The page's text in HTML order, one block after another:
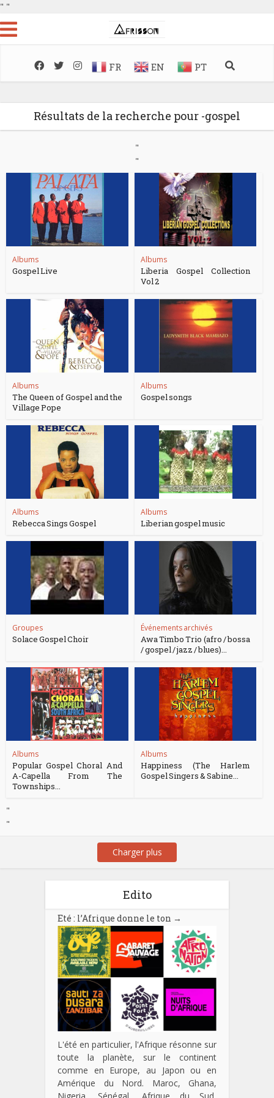
" "
FR EN PT
Résultats de la recherche pour -gospel
"
"
Albums
Gospel Live
Albums
Liberia Gospel Collection
Vol 2
Albums
The Queen of Gospel and the
Village Pope
Albums
Gospel songs
Albums
Rebecca Sings Gospel
Albums
Liberian gospel music
Groupes
Solace Gospel Choir
Événements archivés
Awa Timbo Trio (afro / bossa
/ gospel / jazz / blues)...
Albums
Popular Gospel Choral And
A-Capella From The
Townships...
Albums
Happiness (The Harlem
Gospel Singers & Sabine...
"
"
Charger plus
Edito
Eté : l’Afrique donne le ton →
L'été en particulier, l'Afrique résonne sur
toute la planète, sur le continent
comme en Europe, au Japon ou en
Amérique du Nord. Maroc, Ghana,